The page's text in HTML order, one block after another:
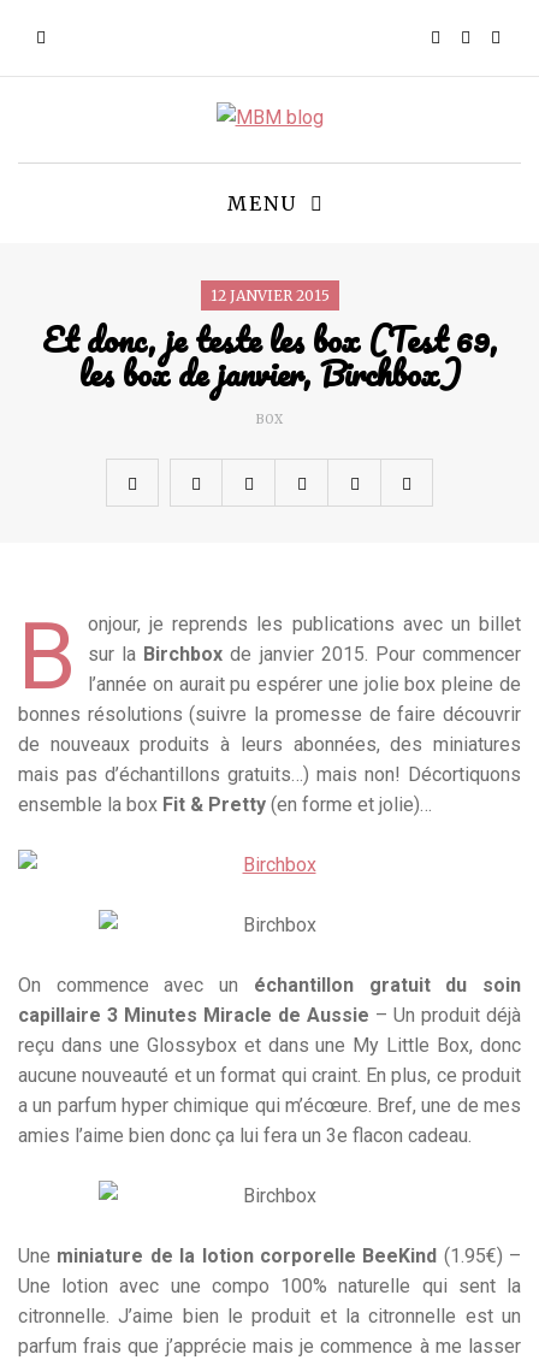
MENU
12 JANVIER 2015
Et donc, je teste les box (Test 69,
les box de janvier, Birchbox)
BOX
B
onjour, je reprends les publications avec un billet
sur la Birchbox de janvier 2015. Pour commencer
l’année on aurait pu espérer une jolie box pleine de
bonnes résolutions (suivre la promesse de faire découvrir
de nouveaux produits à leurs abonnées, des miniatures
mais pas d’échantillons gratuits…) mais non! Décortiquons
ensemble la box Fit & Pretty (en forme et jolie)…
On commence avec un échantillon gratuit du soin
capillaire 3 Minutes Miracle de Aussie – Un produit déjà
reçu dans une Glossybox et dans une My Little Box, donc
aucune nouveauté et un format qui craint. En plus, ce produit
a un parfum hyper chimique qui m’écœure. Bref, une de mes
amies l’aime bien donc ça lui fera un 3e flacon cadeau.
Une miniature de la lotion corporelle BeeKind (1.95€) –
Une lotion avec une compo 100% naturelle qui sent la
citronnelle. J’aime bien le produit et la citronnelle est un
parfum frais que j’apprécie mais je commence à me lasser